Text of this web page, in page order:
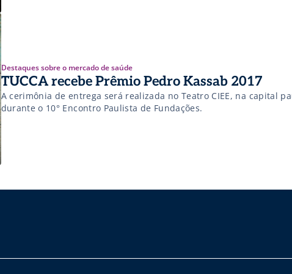
Destaques sobre o mercado de saúde
TUCCA recebe Prêmio Pedro Kassab 2017
A cerimônia de entrega será realizada no Teatro CIEE, na capital
durante o 10° Encontro Paulista de Fundações.